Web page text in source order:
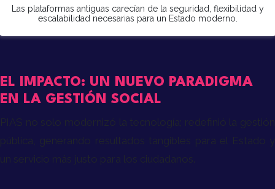
Las plataformas antiguas carecían de la seguridad, flexibilidad y
escalabilidad necesarias para un Estado moderno.
EL IMPACTO: UN NUEVO PARADIGMA
EN LA GESTIÓN SOCIAL